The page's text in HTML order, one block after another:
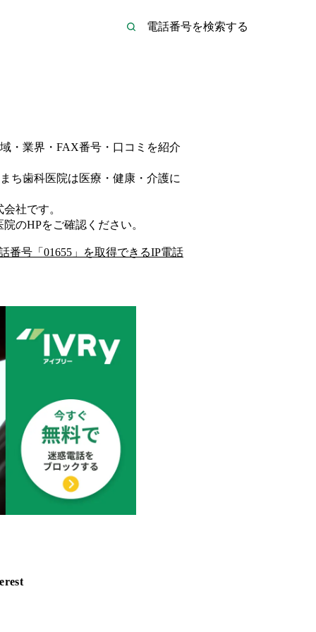
・業界・FAX番号・口コミを紹介
ち歯科医院は医療・健康・介護に
会社です。
院のHPをご確認ください。
番号「 01655 」を取得できるIP電話